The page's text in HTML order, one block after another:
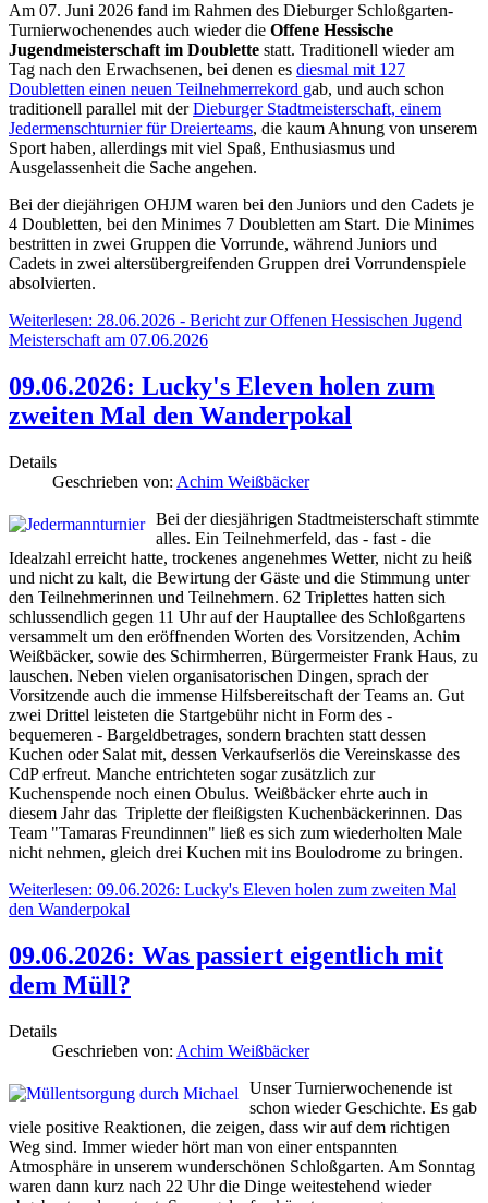
Am 07. Juni 2026 fand im Rahmen des Dieburger Schloßgarten-
Turnierwochenendes auch wieder die Offene Hessische
Jugendmeisterschaft im Doublette statt. Traditionell wieder am
Tag nach den Erwachsenen, bei denen es diesmal mit 127
Doubletten einen neuen Teilnehmerrekord gab, und auch schon
traditionell parallel mit derDieburger Stadtmeisterschaft, einem
Jedermenschturnier für Dreierteams, die kaum Ahnung von unserem
Sport haben, allerdings mit viel Spaß, Enthusiasmus und
Ausgelassenheit die Sache angehen.
Bei der diejährigen OHJM waren bei den Juniors und den Cadets je
4 Doubletten, bei den Minimes 7 Doubletten am Start. Die Minimes
bestritten in zwei Gruppen die Vorrunde, während Juniors und
Cadets in zwei altersübergreifenden Gruppen drei Vorrundenspiele
absolvierten.
Weiterlesen: 28.06.2026 - Bericht zur Offenen Hessischen Jugend
Meisterschaft am 07.06.2026
09.06.2026: Lucky's Eleven holen zum
zweiten Mal den Wanderpokal
Details
Geschrieben von: Achim Weißbäcker
Bei der diesjährigen Stadtmeisterschaft stimmte
alles. Ein Teilnehmerfeld, das - fast - die
Idealzahl erreicht hatte, trockenes angenehmes Wetter, nicht zu heiß
und nicht zu kalt, die Bewirtung der Gäste und die Stimmung unter
den Teilnehmerinnen und Teilnehmern. 62 Triplettes hatten sich
schlussendlich gegen 11 Uhr auf der Hauptallee des Schloßgartens
versammelt um den eröffnenden Worten des Vorsitzenden, Achim
Weißbäcker, sowie des Schirmherren, Bürgermeister Frank Haus, zu
lauschen. Neben vielen organisatorischen Dingen, sprach der
Vorsitzende auch die immense Hilfsbereitschaft der Teams an. Gut
zwei Drittel leisteten die Startgebühr nicht in Form des -
bequemeren - Bargeldbetrages, sondern brachten statt dessen
Kuchen oder Salat mit, dessen Verkaufserlös die Vereinskasse des
CdP erfreut. Manche entrichteten sogar zusätzlich zur
Kuchenspende noch einen Obulus. Weißbäcker ehrte auch in
diesem Jahr das Triplette der fleißigsten Kuchenbäckerinnen. Das
Team "Tamaras Freundinnen" ließ es sich zum wiederholten Male
nicht nehmen, gleich drei Kuchen mit ins Boulodrome zu bringen.
Weiterlesen: 09.06.2026: Lucky's Eleven holen zum zweiten Mal
den Wanderpokal
09.06.2026: Was passiert eigentlich mit
dem Müll?
Details
Geschrieben von: Achim Weißbäcker
Unser Turnierwochenende ist
schon wieder Geschichte. Es gab
viele positive Reaktionen, die zeigen, dass wir auf dem richtigen
Weg sind. Immer wieder hört man von einer entspannten
Atmosphäre in unserem wunderschönen Schloßgarten. Am Sonntag
waren dann kurz nach 22 Uhr die Dinge weitestehend wieder